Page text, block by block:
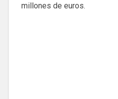
millones de euros.